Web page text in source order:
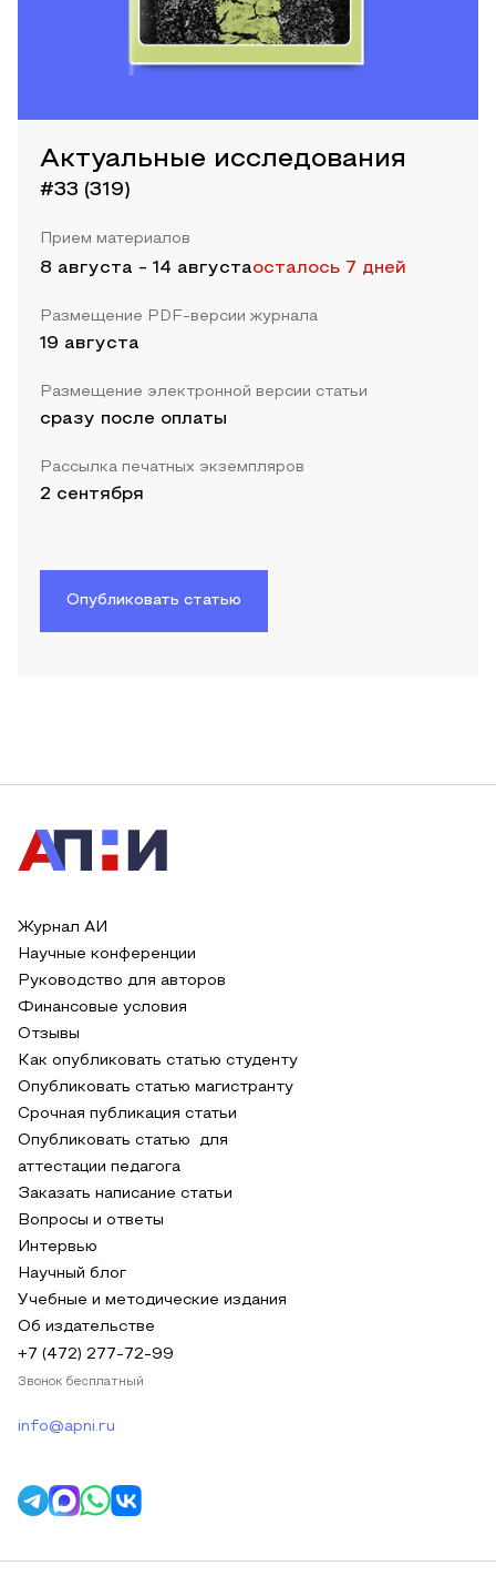
Актуальные исследования
#33 (319)
Прием материалов
8 августа - 14 августаосталось 7 дней
Размещение PDF-версии журнала
19 августа
Размещение электронной версии статьи
сразу после оплаты
Рассылка печатных экземпляров
2 сентября
Опубликовать статью
Журнал АИ
Научные конференции
Руководство для авторов
Финансовые условия
Отзывы
Как опубликовать статью студенту
Опубликовать статью магистранту
Срочная публикация статьи
Опубликовать статью для
аттестации педагога
Заказать написание статьи
Вопросы и ответы
Интервью
Научный блог
Учебные и методические издания
Об издательстве
+7 (472) 277-72-99
Звонок бесплатный
info@apni.ru